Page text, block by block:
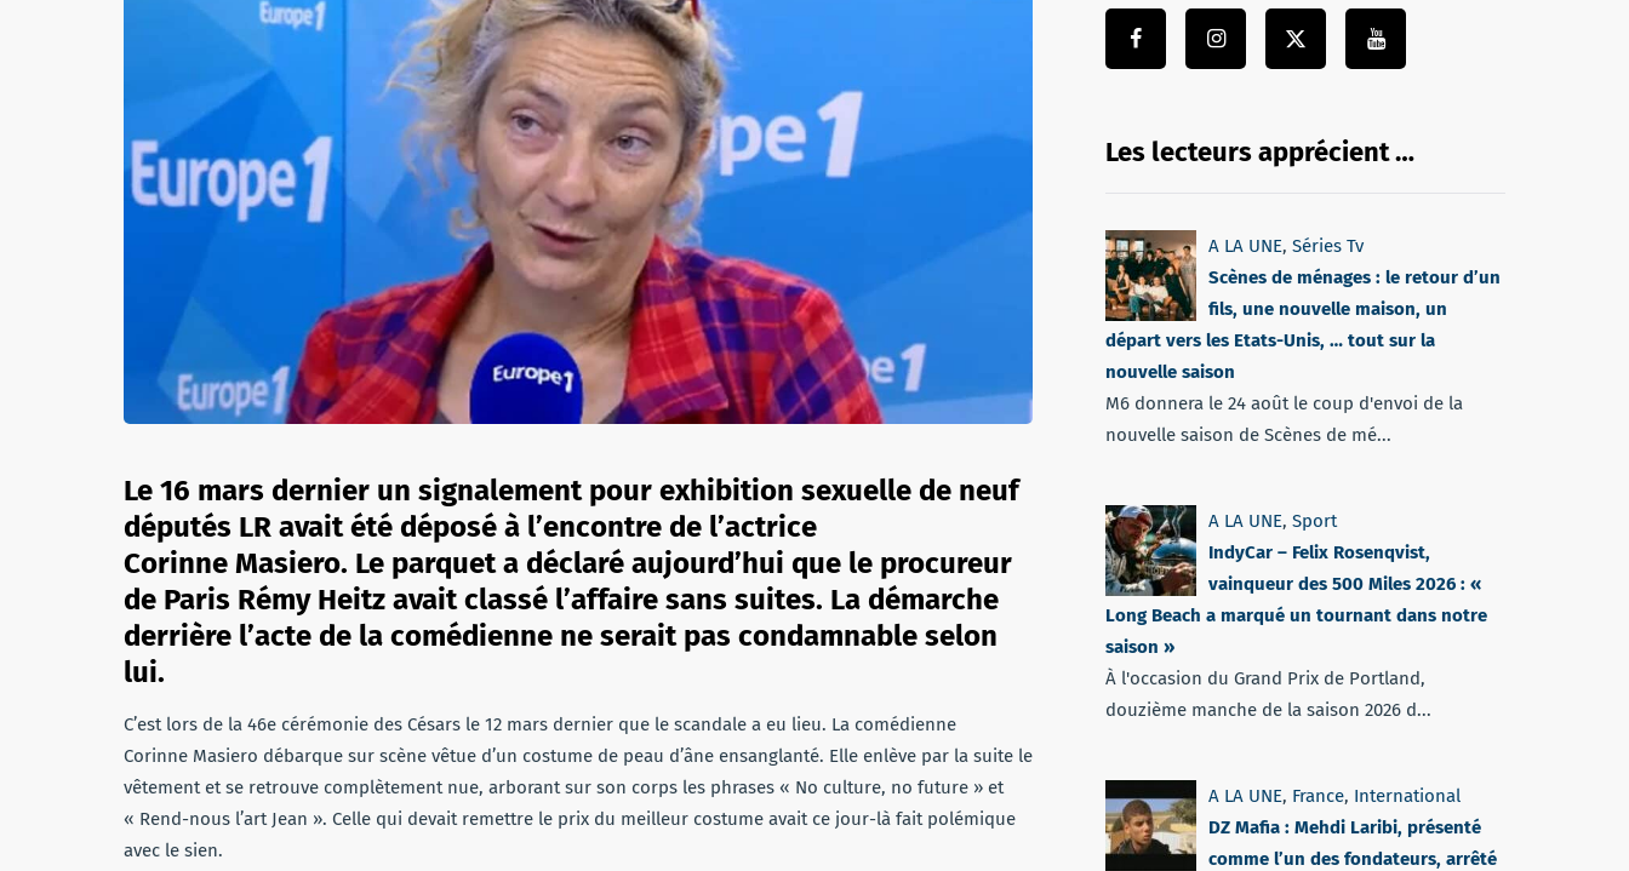
Le 16 mars dernier un signalement pour exhibition sexuelle de neuf
députés LR avait été déposé à l’encontre de l’actrice
Corinne Masiero. Le parquet a déclaré aujourd’hui que le procureur
de Paris Rémy Heitz avait classé l’affaire sans suites. La démarche
derrière l’acte de la comédienne ne serait pas condamnable selon
lui.
C’est lors de la 46e cérémonie des Césars le 12 mars dernier que le scandale a eu lieu. La comédienne
Corinne Masiero débarque sur scène vêtue d’un costume de peau d’âne ensanglanté. Elle enlève par la suite le
vêtement et se retrouve complètement nue, arborant sur son corps les phrases « No culture, no future » et
« Rend-nous l’art Jean ». Celle qui devait remettre le prix du meilleur costume avait ce jour-là fait polémique
avec le sien.
Les lecteurs apprécient …
A LA UNE, Séries Tv
Scènes de ménages : le retour d’un
fils, une nouvelle maison, un
départ vers les Etats-Unis, … tout sur la
nouvelle saison
M6 donnera le 24 août le coup d'envoi de la
nouvelle saison de Scènes de mé...
A LA UNE, Sport
IndyCar – Felix Rosenqvist,
vainqueur des 500 Miles 2026 : «
Long Beach a marqué un tournant dans notre
saison »
À l'occasion du Grand Prix de Portland,
douzième manche de la saison 2026 d...
A LA UNE, France, International
DZ Mafia : Mehdi Laribi, présenté
comme l’un des fondateurs, arrêté